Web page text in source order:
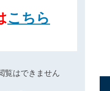
こちら
覧はできません